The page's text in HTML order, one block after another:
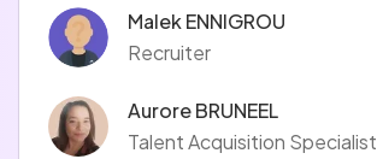
Malek ENNIGROU
Recruiter
Aurore BRUNEEL
Talent Acquisition Specialist